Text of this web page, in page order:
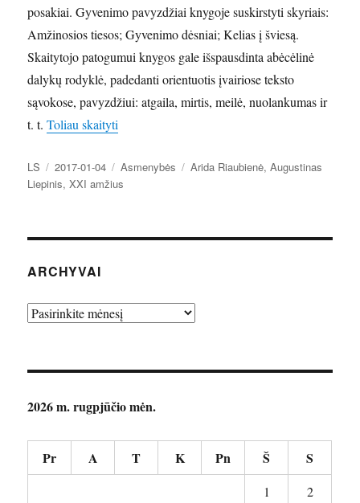
posakiai. Gyvenimo pavyzdžiai knygoje suskirstyti skyriais:
Amžinosios tiesos; Gyvenimo dėsniai; Kelias į šviesą.
Skaitytojo patogumui knygos gale išspausdinta abėcėlinė
dalykų rodyklė, padedanti orientuotis įvairiose teksto
sąvokose, pavyzdžiui: atgaila, mirtis, meilė, nuolankumas ir
t. t.Toliau skaityti
Autorius
LS Paskelbta
2017-01-04 Kategorijos
Asmenybės Žymos
Arida Riaubienė,Augustinas
Liepinis,XXI amžius
ARCHYVAI
Archyvai
2026 m. rugpjūčio mėn.
Pr A T K Pn Š S
1
2